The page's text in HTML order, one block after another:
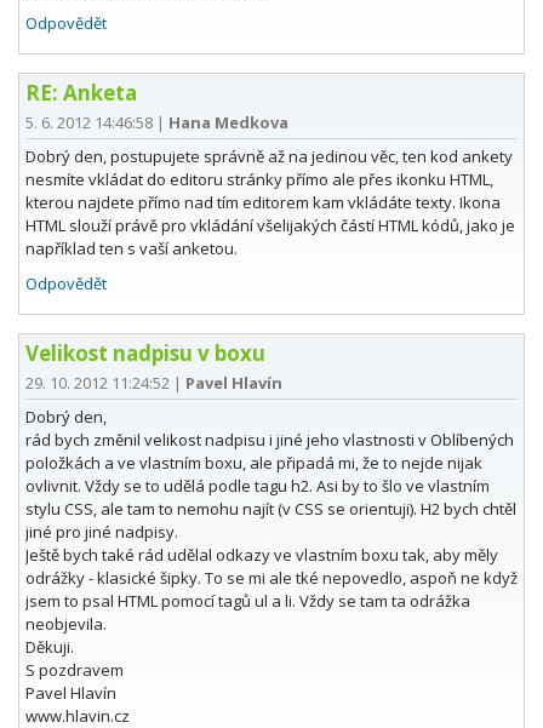
Odpovědět
RE: Anketa
5. 6. 2012 14:46:58 | Hana Medkova
Dobrý den, postupujete správně až na jedinou věc, ten kod ankety
nesmíte vkládat do editoru stránky přímo ale přes ikonku HTML,
kterou najdete přímo nad tím editorem kam vkládáte texty. Ikona
HTML slouží právě pro vkládání všelijakých částí HTML kódů, jako je
například ten s vaší anketou.
Odpovědět
Velikost nadpisu v boxu
29. 10. 2012 11:24:52 | Pavel Hlavín
Dobrý den,
rád bych změnil velikost nadpisu i jiné jeho vlastnosti v Oblíbených
položkách a ve vlastním boxu, ale připadá mi, že to nejde nijak
ovlivnit. Vždy se to udělá podle tagu h2. Asi by to šlo ve vlastním
stylu CSS, ale tam to nemohu najít (v CSS se orientuji). H2 bych chtěl
jiné pro jiné nadpisy.
Ještě bych také rád udělal odkazy ve vlastním boxu tak, aby měly
odrážky - klasické šipky. To se mi ale tké nepovedlo, aspoň ne když
jsem to psal HTML pomocí tagů ul a li. Vždy se tam ta odrážka
neobjevila.
Děkuji.
S pozdravem
Pavel Hlavín
www.hlavin.cz